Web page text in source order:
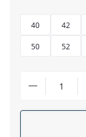
40 42
50 52